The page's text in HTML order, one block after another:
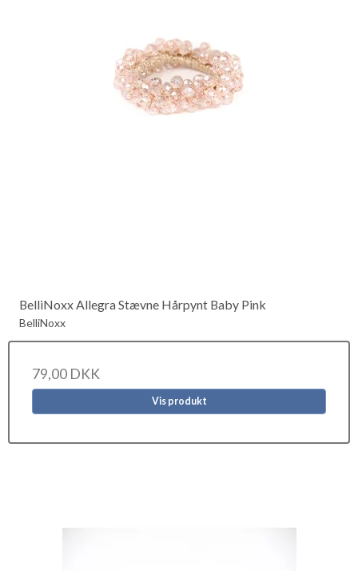
BelliNoxx Allegra Stævne Hårpynt Baby Pink
BelliNoxx
79,00 DKK
Vis produkt